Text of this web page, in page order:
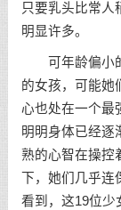
只要乳头比常人
明显许多。
可年龄偏小的
的女孩，可能她
心也处在一个最
明明身体已经逐
熟的心智在操控
下，她们几乎
看到，这19位少